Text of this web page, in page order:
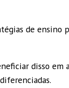
de ensino
disso em